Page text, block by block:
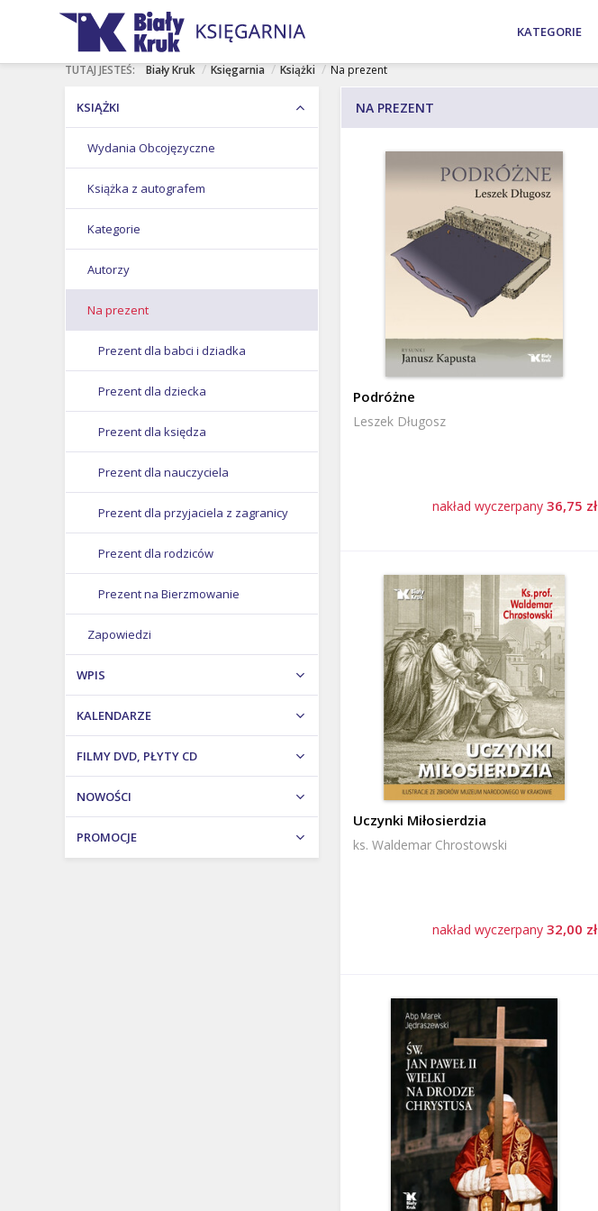
KATEGORIE
NASI AUTORZY
Karol
Nawrocki
TUTAJ JESTEŚ: Biały Kruk / Księgarnia / Książki / Na prezent
KSIĄŻKI
Wydania Obcojęzyczne
Książka z autografem
Kategorie
Autorzy
Na prezent
Prezent dla babci i dziadka
Prezent dla dziecka
Prezent dla księdza
Prezent dla nauczyciela
Prezent dla przyjaciela z zagranicy
Prezent dla rodziców
Prezent na Bierzmowanie
Prezent na Boże Narodzenie
Prezent na Chrzest
Prezent na Dzień Matki
Prezent na Pierwszą Komunię
Prezent na ślub
Prezent na urodziny i imieniny
Zapowiedzi
WPIS
KALENDARZE
FILMY DVD, PŁYTY CD
NOWOŚCI
PROMOCJE
NA PREZENT
Podróżne
Leszek Długosz
nakład wyczerpany 36,75 zł
Uczynki Miłosierdzia
ks. Waldemar Chrostowski
nakład wyczerpany 32,00 zł